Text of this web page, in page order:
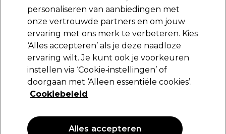
Volgende dag geleverd*
Na verzending, maandag t/m vrijdag
Retinol
Retinol Superooglift 15ml
26,90 €
PROMOTIE
personaliseren van aanbiedingen met
onze vertrouwde partners en om jouw
ervaring met ons merk te verbeteren. Kies
‘Alles accepteren’ als je deze naadloze
ervaring wilt. Je kunt ook je voorkeuren
instellen via ‘Cookie‑instellingen’ of
doorgaan met ‘Alleen essentiële cookies’.
Cookiebeleid
Alles accepteren